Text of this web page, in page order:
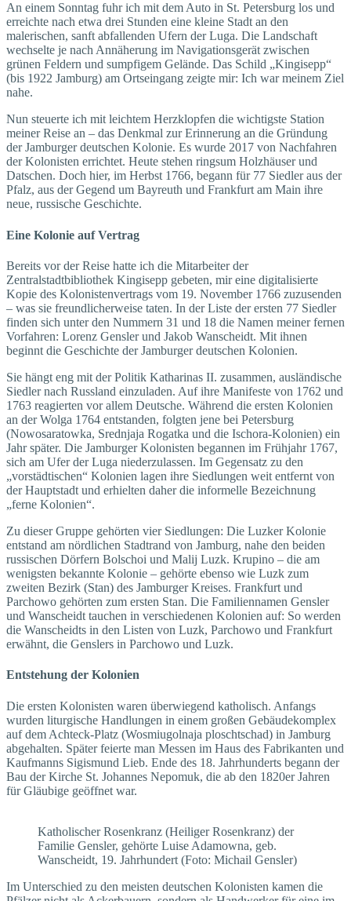
An einem Sonntag fuhr ich mit dem Auto in St. Petersburg los und
erreichte nach etwa drei Stunden eine kleine Stadt an den
malerischen, sanft abfallenden Ufern der Luga. Die Landschaft
wechselte je nach Annäherung im Navigationsgerät zwischen
grünen Feldern und sumpfigem Gelände. Das Schild „Kingisepp“
(bis 1922 Jamburg) am Ortseingang zeigte mir: Ich war meinem Ziel
nahe.
Nun steuerte ich mit leichtem Herzklopfen die wichtigste Station
meiner Reise an – das Denkmal zur Erinnerung an die Gründung
der Jamburger deutschen Kolonie. Es wurde 2017 von Nachfahren
der Kolonisten errichtet. Heute stehen ringsum Holzhäuser und
Datschen. Doch hier, im Herbst 1766, begann für 77 Siedler aus der
Pfalz, aus der Gegend um Bayreuth und Frankfurt am Main ihre
neue, russische Geschichte.
Eine Kolonie auf Vertrag
Bereits vor der Reise hatte ich die Mitarbeiter der
Zentralstadtbibliothek Kingisepp gebeten, mir eine digitalisierte
Kopie des Kolonistenvertrags vom 19. November 1766 zuzusenden
– was sie freundlicherweise taten. In der Liste der ersten 77 Siedler
finden sich unter den Nummern 31 und 18 die Namen meiner fernen
Vorfahren: Lorenz Gensler und Jakob Wanscheidt. Mit ihnen
beginnt die Geschichte der Jamburger deutschen Kolonien.
Sie hängt eng mit der Politik Ka­­tharinas II. zusammen, ausländische
Siedler nach Russland einzuladen. Auf ihre Manifeste von 1762 und
1763 reagierten vor allem Deutsche. Während die ersten Kolonien
an der Wolga 1764 entstanden, folgten jene bei Petersburg
(Nowosaratowka, Srednjaja Rogatka und die Ischora-Kolonien) ein
Jahr später. Die Jamburger Kolonisten begannen im Frühjahr 1767,
sich am Ufer der Luga niederzulassen. Im Gegensatz zu den
„vorstädtischen“ Kolonien lagen ihre Siedlungen weit entfernt von
der Hauptstadt und erhielten daher die informelle Bezeichnung
„ferne Kolonien“.
Zu dieser Gruppe gehörten vier Siedlungen: Die Luzker Kolonie
entstand am nördlichen Stadtrand von Jamburg, nahe den beiden
russischen Dörfern Bolschoi und Malij Luzk. Krupino – die am
wenigsten bekannte Kolonie – gehörte ebenso wie Luzk zum
zweiten Bezirk (Stan) des Jamburger Kreises. Frankfurt und
Parchowo gehörten zum ersten Stan. Die Familiennamen Gensler
und Wanscheidt tauchen in verschiedenen Kolonien auf: So werden
die Wanscheidts in den Listen von Luzk, Parchowo und Frankfurt
erwähnt, die Genslers in Parchowo und Luzk.
Entstehung der Kolonien
Die ersten Kolonisten waren überwiegend katholisch. Anfangs
wurden liturgische Handlungen in einem großen Gebäudekomplex
auf dem Achteck-Platz (Wosmiugolnaja ploschtschad) in Jamburg
abgehalten. Später feierte man Messen im Haus des Fabrikanten und
Kaufmanns Sigismund Lieb. Ende des 18. Jahrhunderts begann der
Bau der Kirche St. Johannes Nepomuk, die ab den 1820er Jahren
für Gläubige geöffnet war.
Katholischer Rosenkranz (Heiliger Rosenkranz) der
Familie Gensler, gehörte Luise Adamowna, geb.
Wanscheidt, 19. Jahrhundert (Foto: Michail Gensler)
Im Unterschied zu den meisten deutschen Kolonisten kamen die